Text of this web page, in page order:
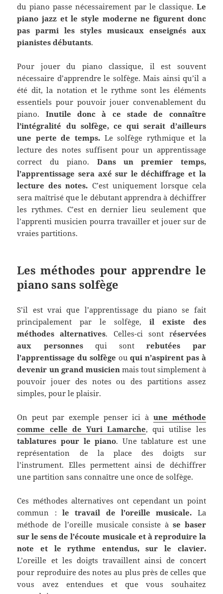
du piano passe nécessairement par le classique. Le
piano jazz et le style moderne ne figurent donc
pas parmi les styles musicaux enseignés aux
pianistes débutants.
Pour jouer du piano classique, il est souvent
nécessaire d’apprendre le solfège. Mais ainsi qu’il a
été dit, la notation et le rythme sont les éléments
essentiels pour pouvoir jouer convenablement du
piano. Inutile donc à ce stade de connaître
l’intégralité du solfège, ce qui serait d’ailleurs
une perte de temps. Le solfège rythmique et la
lecture des notes suffisent pour un apprentissage
correct du piano. Dans un premier temps,
l’apprentissage sera axé sur le déchiffrage et la
lecture des notes. C’est uniquement lorsque cela
sera maîtrisé que le débutant apprendra à déchiffrer
les rythmes. C’est en dernier lieu seulement que
l’apprenti musicien pourra travailler et jouer sur de
vraies partitions.
Les méthodes pour apprendre le
piano sans solfège
S’il est vrai que l’apprentissage du piano se fait
principalement par le solfège, il existe des
méthodes alternatives. Celles-ci sont réservées
aux personnesqui sontrebutées
par
l’apprentissage du solfège ouqui n’aspirent pas à
devenir un grand musicien mais tout simplement à
pouvoir jouer des notes ou des partitions assez
simples, pour le plaisir.
On peut par exemple penser ici à une méthode
comme celle de Yuri Lamarche, qui utilise les
tablatures pour le piano. Une tablature est une
représentation de la place des doigts sur
l’instrument. Elles permettent ainsi de déchiffrer
une partition sans connaître une once de solfège.
Ces méthodes alternatives ont cependant un point
commun :le travail de l’oreille musicale. La
méthode de l’oreille musicale consiste à se baser
sur le sens de l’écoute musicale et à reproduire la
note et le rythme entendus, sur le clavier.
L’oreille et les doigts travaillent ainsi de concert
pour reproduire des notes au plus près de celles que
vous avez entendues et que vous souhaitez